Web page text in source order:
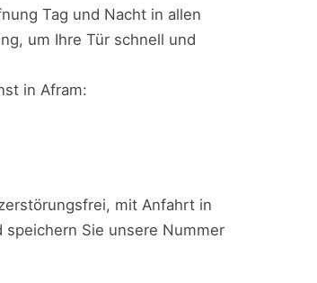
Tag und Nacht in allen
um Ihre Tür schnell und
in Afram:
mit Anfahrt in
speichern Sie unsere Nummer